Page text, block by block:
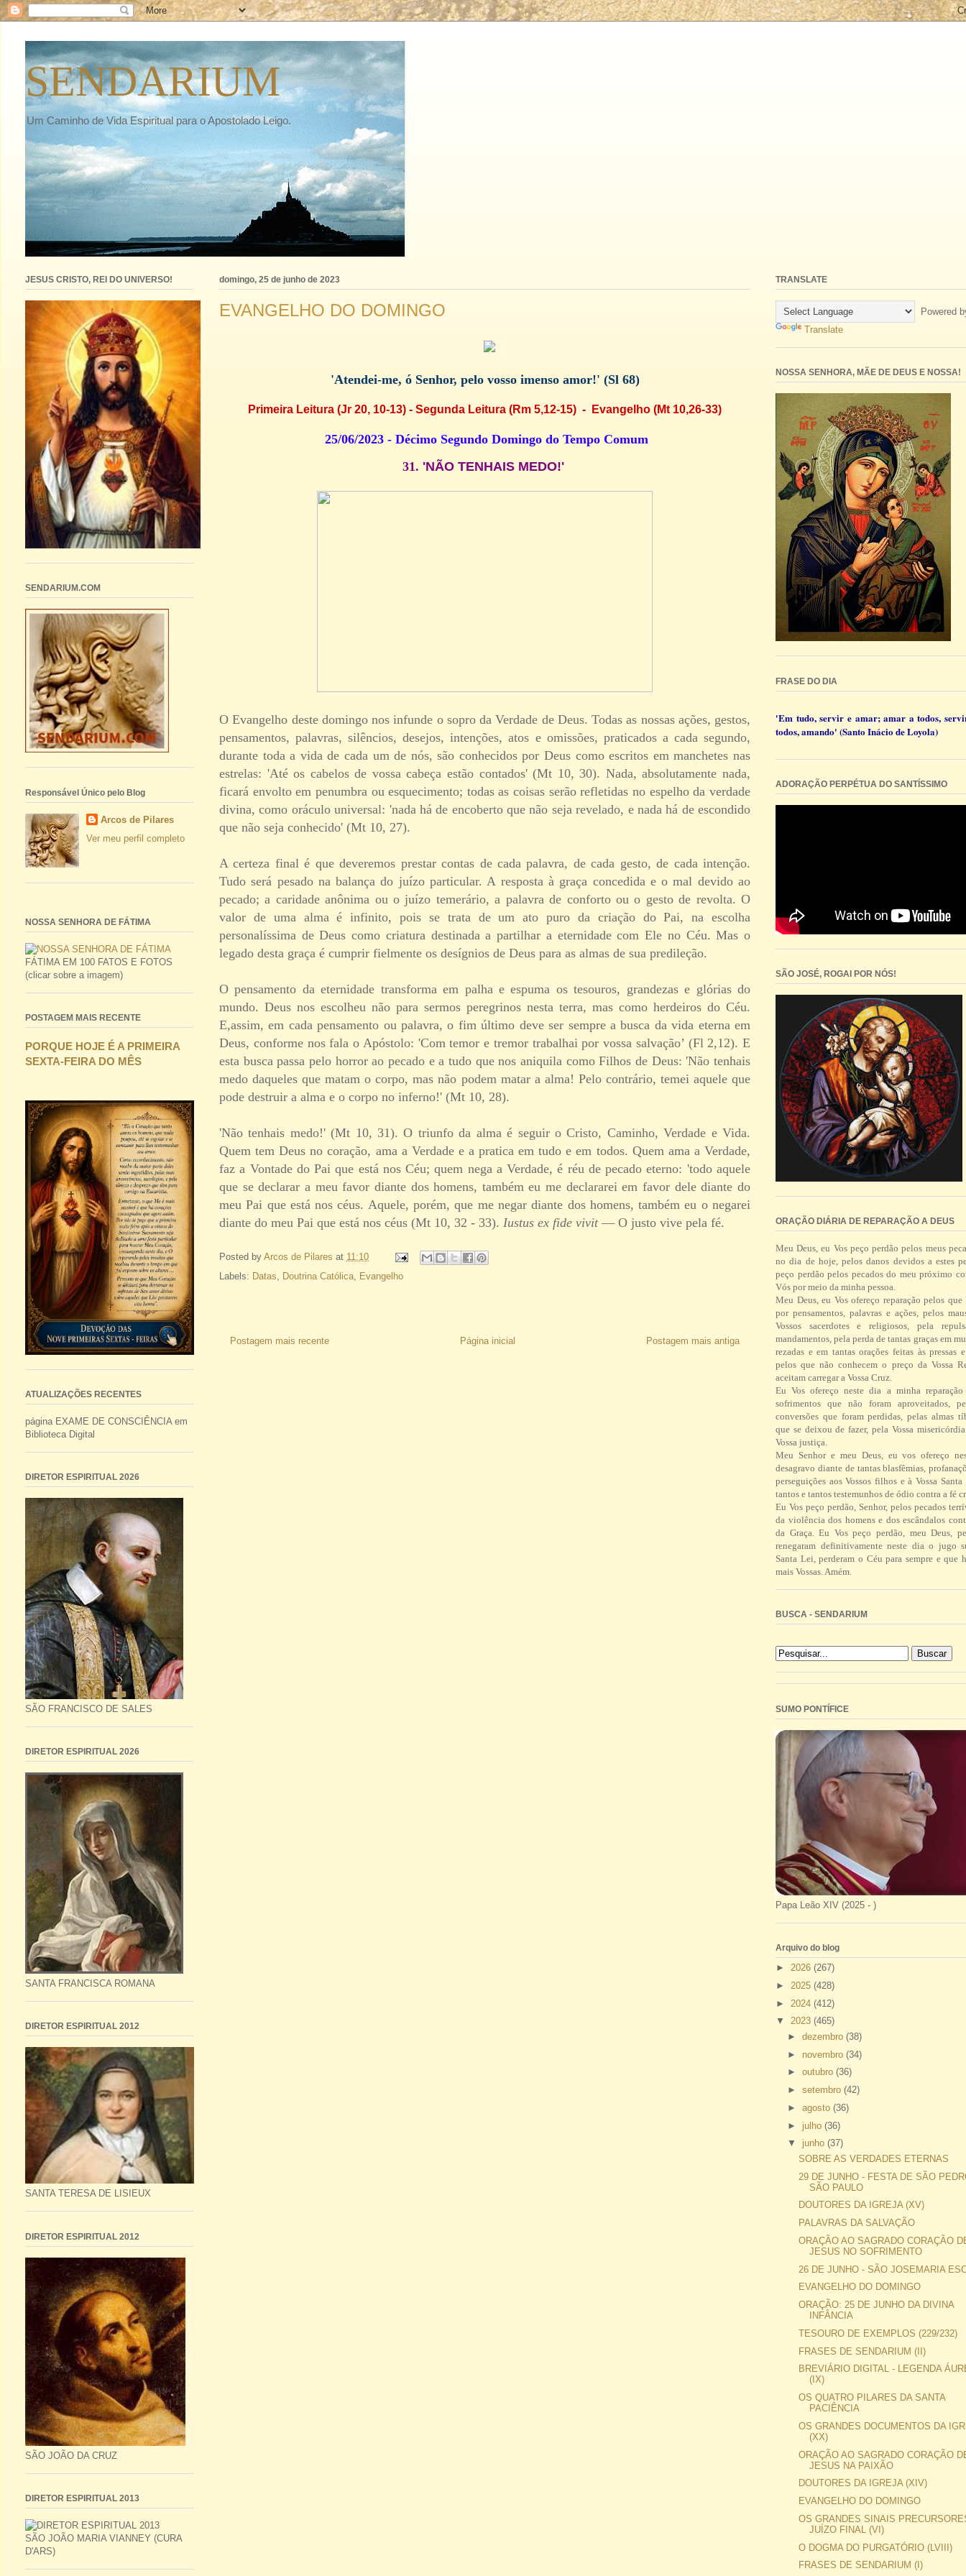
SENDARIUM
Um Caminho de Vida Espiritual para o Apostolado Leigo.
domingo, 25 de junho de 2023
EVANGELHO DO DOMINGO
'Atendei-me, ó Senhor, pelo vosso imenso amor!' (Sl 68)
Primeira Leitura (Jr 20, 10-13) - Segunda Leitura (Rm 5,12-15) - Evangelho (Mt 10,26-33)
25/06/2023 - Décimo Segundo Domingo do Tempo Comum
31. 'NÃO TENHAIS MEDO!'
O Evangelho deste domingo nos infunde o sopro da Verdade de Deus. Todas as nossas ações, gestos,
pensamentos, palavras, silêncios, desejos, intenções, atos e omissões, praticados a cada segundo,
durante toda a vida de cada um de nós, são conhecidos por Deus como escritos em manchetes nas
estrelas: 'Até os cabelos de vossa cabeça estão contados' (Mt 10, 30). Nada, absolutamente nada,
ficará envolto em penumbra ou esquecimento; todas as coisas serão refletidas no espelho da verdade
divina, como oráculo universal: 'nada há de encoberto que não seja revelado, e nada há de escondido
que não seja conhecido' (Mt 10, 27).
A certeza final é que deveremos prestar contas de cada palavra, de cada gesto, de cada intenção.
Tudo será pesado na balança do juízo particular. A resposta à graça concedida e o mal devido ao
pecado; a caridade anônima ou o juízo temerário, a palavra de conforto ou o gesto de revolta. O
valor de uma alma é infinito, pois se trata de um ato puro da criação do Pai, na escolha
personalíssima de Deus como criatura destinada a partilhar a eternidade com Ele no Céu. Mas o
legado desta graça é cumprir fielmente os desígnios de Deus para as almas de sua predileção.
O pensamento da eternidade transforma em palha e espuma os tesouros, grandezas e glórias do
mundo. Deus nos escolheu não para sermos peregrinos nesta terra, mas como herdeiros do Céu.
E,assim, em cada pensamento ou palavra, o fim último deve ser sempre a busca da vida eterna em
Deus, conforme nos fala o Apóstolo: 'Com temor e tremor trabalhai por vossa salvação’ (Fl 2,12). E
esta busca passa pelo horror ao pecado e a tudo que nos aniquila como Filhos de Deus: 'Não tenhais
medo daqueles que matam o corpo, mas não podem matar a alma! Pelo contrário, temei aquele que
pode destruir a alma e o corpo no inferno!' (Mt 10, 28).
'Não tenhais medo!' (Mt 10, 31). O triunfo da alma é seguir o Cristo, Caminho, Verdade e Vida.
Quem tem Deus no coração, ama a Verdade e a pratica em tudo e em todos. Quem ama a Verdade,
faz a Vontade do Pai que está nos Céu; quem nega a Verdade, é réu de pecado eterno: 'todo aquele
que se declarar a meu favor diante dos homens, também eu me declararei em favor dele diante do
meu Pai que está nos céus. Aquele, porém, que me negar diante dos homens, também eu o negarei
diante do meu Pai que está nos céus (Mt 10, 32 - 33). Iustus ex fide vivit— O justo vive pela fé.
Posted by Arcos de Pilares at 11:10
Labels: Datas Doutrina Católica Evangelho
Postagem mais recente Postagem mais antiga
Página inicial
JESUS CRISTO, REI DO UNIVERSO!
SENDARIUM.COM
Responsável Único pelo Blog
Arcos de Pilares
Ver meu perfil completo
NOSSA SENHORA DE FÁTIMA
FÁTIMA EM 100 FATOS E FOTOS
(clicar sobre a imagem)
POSTAGEM MAIS RECENTE
PORQUE HOJE É A PRIMEIRA
SEXTA-FEIRA DO MÊS
ATUALIZAÇÕES RECENTES
página EXAME DE CONSCIÊNCIA em
Biblioteca Digital
DIRETOR ESPIRITUAL 2026
SÃO FRANCISCO DE SALES
DIRETOR ESPIRITUAL 2026
SANTA FRANCISCA ROMANA
DIRETOR ESPIRITUAL 2012
SANTA TERESA DE LISIEUX
DIRETOR ESPIRITUAL 2012
SÃO JOÃO DA CRUZ
DIRETOR ESPIRITUAL 2013
SÃO JOÃO MARIA VIANNEY (CURA
D'ARS)
TRANSLATE
Powered
Translate
NOSSA SENHORA, MÃE DE DEUS E NOSSA!
FRASE DO DIA
'Em tudo, servir e amar; amar a todos,
todos, amando' (Santo Inácio de Loyola)
ADORAÇÃO PERPÉTUA DO SANTÍSSIMO
SÃO JOSÉ, ROGAI POR NÓS!
ORAÇÃO DIÁRIA DE REPARAÇÃO A DEUS
Meu Deus, eu Vos peço perdão pelos meus
no dia de hoje, pelos danos devidos a estes
peço perdão pelos pecados do meu próximo
Vós por meio da minha pessoa.
Meu Deus, eu Vos ofereço reparação pelos que
por pensamentos, palavras e ações, pelos
Vossos sacerdotes e religiosos, pela
mandamentos, pela perda de tantas graças em
rezadas e em tantas orações feitas às pressas
pelos que não conhecem o preço da Vossa
aceitam carregar a Vossa Cruz.
Eu Vos ofereço neste dia a minha
sofrimentos que não foram aproveitados,
conversões que foram perdidas, pelas almas
que se deixou de fazer, pela Vossa
Vossa justiça.
Meu Senhor e meu Deus, eu vos ofereço
desagravo diante de tantas blasfêmias,
perseguições aos Vossos filhos e à Vossa
tantos e tantos testemunhos de ódio contra a fé
Eu Vos peço perdão, Senhor, pelos pecados
da violência dos homens e dos escândalos
da Graça. Eu Vos peço perdão, meu Deus,
renegaram definitivamente neste dia o jugo
Santa Lei, perderam o Céu para sempre e que
mais Vossas. Amém.
BUSCA - SENDARIUM
SUMO PONTÍFICE
Papa Leão XIV (2025 - )
Arquivo do blog
► 2026 (267)
► 2025 (428)
► 2024 (412)
▼ 2023 (465)
► dezembro (38)
► novembro (34)
► outubro (36)
► setembro (42)
► agosto (36)
► julho (36)
▼ junho (37)
SOBRE AS VERDADES ETERNAS
29 DE JUNHO - FESTA DE SÃO
SÃO PAULO
DOUTORES DA IGREJA (XV)
PALAVRAS DA SALVAÇÃO
ORAÇÃO AO SAGRADO CORAÇÃO
JESUS NO SOFRIMENTO
26 DE JUNHO - SÃO JOSEMARIA
EVANGELHO DO DOMINGO
ORAÇÃO: 25 DE JUNHO DA DIVINA
INFÂNCIA
TESOURO DE EXEMPLOS (229/232)
FRASES DE SENDARIUM (II)
BREVIÁRIO DIGITAL - LEGENDA
(IX)
OS QUATRO PILARES DA SANTA
PACIÊNCIA
OS GRANDES DOCUMENTOS DA
(XX)
ORAÇÃO AO SAGRADO CORAÇÃO
JESUS NA PAIXÃO
DOUTORES DA IGREJA (XIV)
EVANGELHO DO DOMINGO
OS GRANDES SINAIS
JUÍZO FINAL (VI)
O DOGMA DO PURGATÓRIO (LVIII)
FRASES DE SENDARIUM (I)